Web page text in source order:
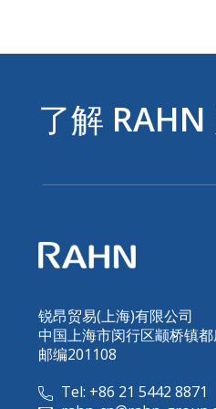
了解 RAHN
锐昂贸易(上海)有限公司
中国上海市闵行区颛桥镇
邮编201108
Tel: +86 21 5442 8871